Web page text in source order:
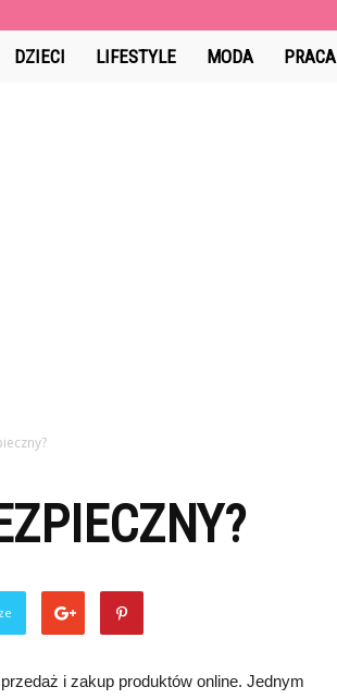
DZIECI LIFESTYLE MODA PRACA
i zakup produktów online. Jednym